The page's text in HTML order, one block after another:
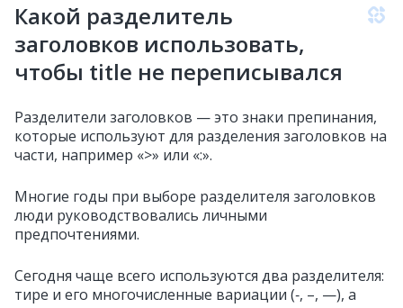
Какой разделитель
заголовков использовать,
чтобы title не переписывался
Разделители заголовков — это знаки препинания,
которые используют для разделения заголовков на
части, например «>» или «:».
Многие годы при выборе разделителя заголовков
люди руководствовались личными
предпочтениями.
Сегодня чаще всего используются два разделителя:
тире и его многочисленные вариации (‑, –, —), а